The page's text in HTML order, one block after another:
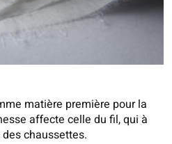
matière première pour la
affecte celle du fil, qui à
chaussettes.